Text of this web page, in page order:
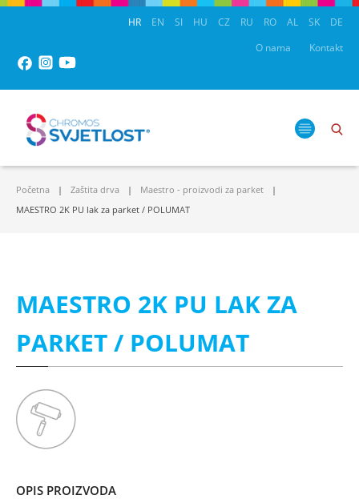
HR EN SI HU CZ RU RO AL SK
DE
O nama
Kontakt
Početna Zaštita drva
Maestro - proizvodi za parket
MAESTRO 2K PU lak za parket / POLUMAT
MAESTRO 2K PU LAK ZA
PARKET / POLUMAT
OPIS PROIZVODA